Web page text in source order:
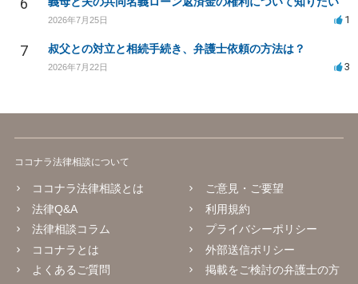
6
2026年7月25日 1
7 叔父との対立と相続手続き、弁護士依頼の方法は？
2026年7月22日 3
ココナラ法律相談について
ココナラ法律相談とは
法律Q&A
法律相談コラム
ココナラとは
よくあるご質問
ご意見・ご要望
利用規約
プライバシーポリシー
外部送信ポリシー
掲載をご検討の弁護士の方